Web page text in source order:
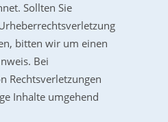
Sollten Sie
bitten wir um einen
Bei
Rechtsverletzungen
Inhalte umgehend